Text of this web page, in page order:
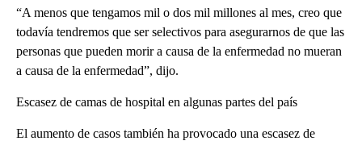
“A menos que tengamos mil o dos mil millones al mes, creo que
todavía tendremos que ser selectivos para asegurarnos de que las
personas que pueden morir a causa de la enfermedad no mueran
a causa de la enfermedad”, dijo.
Escasez de camas de hospital en algunas partes del país
El aumento de casos también ha provocado una escasez de